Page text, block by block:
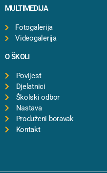
MULTIMEDIJA
Fotogalerija
Videogalerija
O ŠKOLI
Povijest
Djelatnici
Školski odbor
Nastava
Produženi boravak
Kontakt